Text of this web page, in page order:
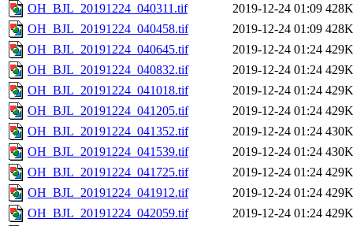
OH_BJL_20191224_040311.tif
2019-12-24 01:09 428K
OH_BJL_20191224_040458.tif
2019-12-24 01:09 428K
OH_BJL_20191224_040645.tif
2019-12-24 01:24 429K
OH_BJL_20191224_040832.tif
2019-12-24 01:24 429K
OH_BJL_20191224_041018.tif
2019-12-24 01:24 429K
OH_BJL_20191224_041205.tif
2019-12-24 01:24 429K
OH_BJL_20191224_041352.tif
2019-12-24 01:24 430K
OH_BJL_20191224_041539.tif
2019-12-24 01:24 430K
OH_BJL_20191224_041725.tif
2019-12-24 01:24 429K
OH_BJL_20191224_041912.tif
2019-12-24 01:24 429K
OH_BJL_20191224_042059.tif
2019-12-24 01:24 429K